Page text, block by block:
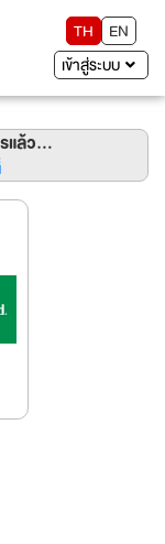
TH
EN
เข้าสู่ระบบ
แล้ว...